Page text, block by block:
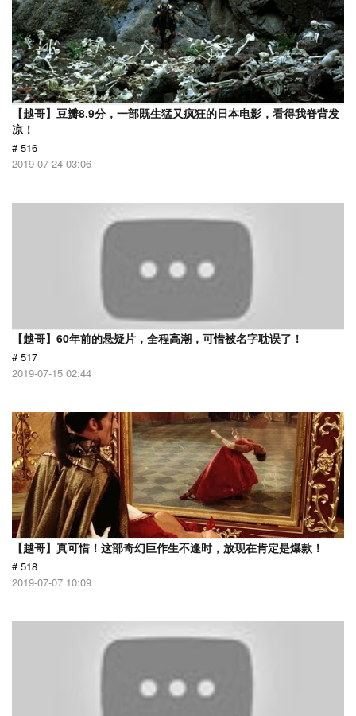
【越哥】豆瓣8.9分，一部既生猛又疯狂的日本电影，看得我脊背发
凉！
# 516
2019-07-24 03:06
【越哥】60年前的悬疑片，全程高潮，可惜被名字耽误了！
# 517
2019-07-15 02:44
【越哥】真可惜！这部奇幻巨作生不逢时，放现在肯定是爆款！
# 518
2019-07-07 10:09